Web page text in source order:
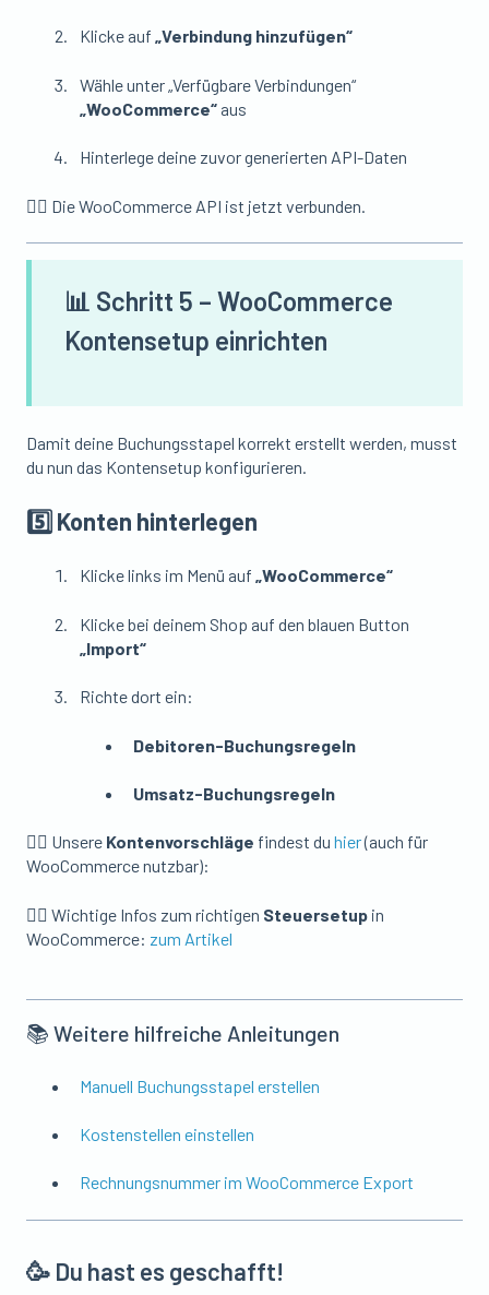
Klicke auf „Verbindung hinzufügen“
Wähle unter „Verfügbare Verbindungen“
„WooCommerce“ aus
Hinterlege deine zuvor generierten API-Daten
👉🏼 Die WooCommerce API ist jetzt verbunden.
📊 Schritt 5 – WooCommerce
Kontensetup einrichten
Damit deine Buchungsstapel korrekt erstellt werden, musst
du nun das Kontensetup konfigurieren.
5️⃣ Konten hinterlegen
Klicke links im Menü auf „WooCommerce“
Klicke bei deinem Shop auf den blauen Button
„Import“
Richte dort ein:
Debitoren-Buchungsregeln
Umsatz-Buchungsregeln
👉🏼 Unsere Kontenvorschläge findest du hier(auch für
WooCommerce nutzbar):
👉🏼 Wichtige Infos zum richtigen Steuersetup in
WooCommerce: zum Artikel
📚 Weitere hilfreiche Anleitungen
Manuell Buchungsstapel erstellen
Kostenstellen einstellen
Rechnungsnummer im WooCommerce Export
🥳 Du hast es geschafft!